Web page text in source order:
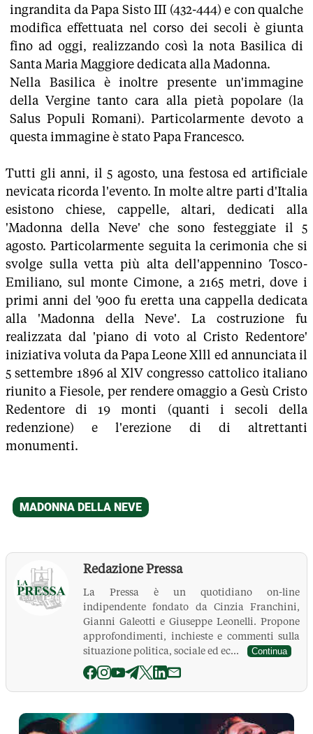
ingrandita da Papa Sisto III (432-444) e con qualche
modifica effettuata nel corso dei secoli è giunta
fino ad oggi, realizzando così la nota Basilica di
Santa Maria Maggiore dedicata alla Madonna.
Nella Basilica è inoltre presente un'immagine
della Vergine tanto cara alla pietà popolare (la
Salus Populi Romani). Particolarmente devoto a
questa immagine è stato Papa Francesco.
Tutti gli anni, il 5 agosto, una festosa ed artificiale
nevicata ricorda l'evento. In molte altre parti d'Italia
esistono chiese, cappelle, altari, dedicati alla
'Madonna della Neve' che sono festeggiate il 5
agosto. Particolarmente seguita la cerimonia che si
svolge sulla vetta più alta dell'appennino Tosco-
Emiliano, sul monte Cimone, a 2165 metri, dove i
primi anni del '900 fu eretta una cappella dedicata
alla 'Madonna della Neve'. La costruzione fu
realizzata dal 'piano di voto al Cristo Redentore'
iniziativa voluta da Papa Leone Xlll ed annunciata il
5 settembre 1896 al XlV congresso cattolico italiano
riunito a Fiesole, per rendere omaggio a Gesù Cristo
Redentore di 19 monti (quanti i secoli della
redenzione) e l'erezione di di altrettanti
monumenti.
Redazione Pressa
La Pressa è un quotidiano on-line
indipendente fondato da Cinzia Franchini,
Gianni Galeotti e Giuseppe Leonelli. Propone
approfondimenti, inchieste e commenti sulla
situazione politica, sociale ed ec...
Continua
La Pressa